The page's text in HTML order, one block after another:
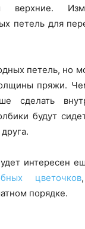
верхние.
петель для
петель, но
пряжи.
сделать
будут
интересен
цветочков
порядке.